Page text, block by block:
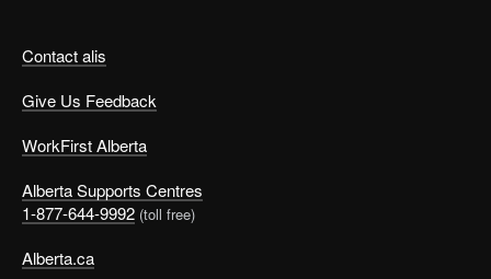
Contact alis
Give Us Feedback
WorkFirst Alberta
Alberta Supports Centres
1-877-644-9992 (toll free)
Alberta.ca